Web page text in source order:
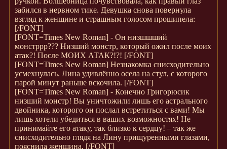
забился в нервном тике. Девушка снова повернула
взгляд к женщине и страшным голосом прошипела:
[/FONT]
[FONT=Times New Roman] - Он низшшший
монстррр??? Низший монстр, который ожил после моих
атак?! После МОИХ АТАК?!?! [/FONT]
[FONT=Times New Roman] Незнакомка снисходительно
усмехнулась. Лина удивлённо осела на стул, с которого
парой минут раньше вскочила. [/FONT]
[FONT=Times New Roman] - Конечно Григорюсик
низший монстр! Вы уничтожили лишь его астрального
двойника, которого он послал встретиться с вами! Мы
лишь хотели убедиться в ваших возможностях! Не
принимайте его атаку, так близко к сердцу! – так же
снисходительно глядя на Лину прищуренными глазами,
пояснила женщина. [/FONT]